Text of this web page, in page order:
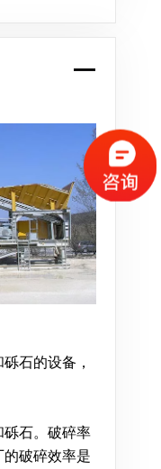
石的设备，
砾石。破碎率
破碎效率是